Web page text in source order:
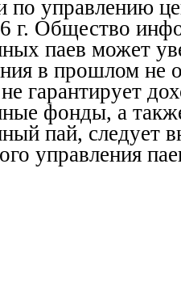
по управлению
г. Общество
паев может
в прошлом не
гарантирует
фонды, а
пай, следует
управления